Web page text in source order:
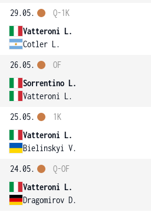
29.05.
Vatteroni L.
Cotler L.
Q-1K
26.05.
Sorrentino L.
Vatteroni L.
OF
25.05.
Vatteroni L.
Bielinskyi V.
1K
24.05.
Vatteroni L.
Dragomirov D.
Q-OF